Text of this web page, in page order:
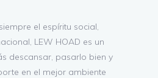
el espíritu social,
LEW HOAD es un
descansar, pasarlo bien y
en el mejor ambiente